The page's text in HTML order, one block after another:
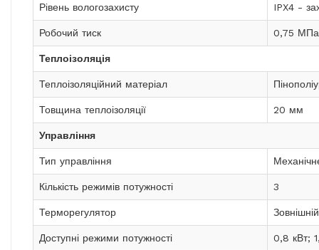
Рівень вологозахисту IPX4 -
Робочий тиск 0,75 МПа
Теплоізоляція
Теплоізоляційний матеріал
Товщина теплоізоляції 20 мм
Управління
Тип управління
Кількість режимів потужності 3
Терморегулятор Зовнішній
Доступні режими потужності 0,8 кВт;